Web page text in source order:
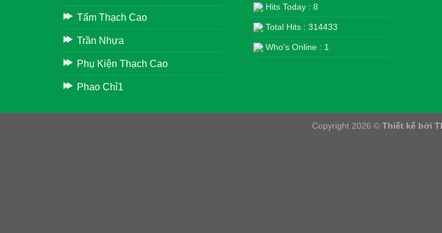
Tấm Thạch Cao
Trần Nhựa
Phụ Kiện Thạch Cao
Phao Chỉ1
Hits Today : 8
Total Hits : 314433
Who's Online : 1
Copyright 2026 © Thiết kế bởi